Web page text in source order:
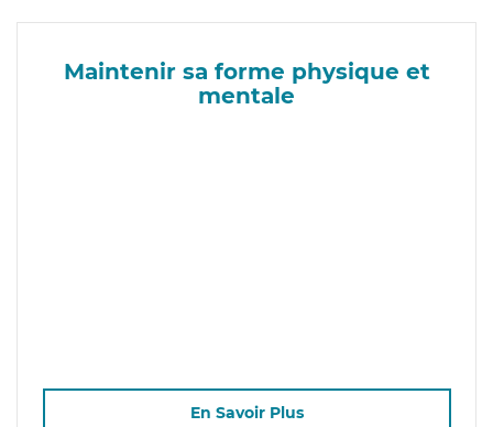
Maintenir sa forme physique et
mentale
En Savoir Plus